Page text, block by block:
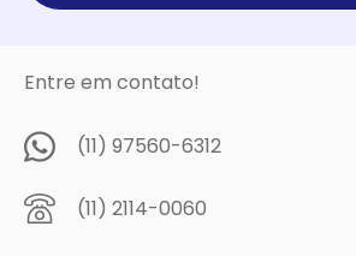
Entre em contato!
(11) 97560-6312
(11) 2114-0060